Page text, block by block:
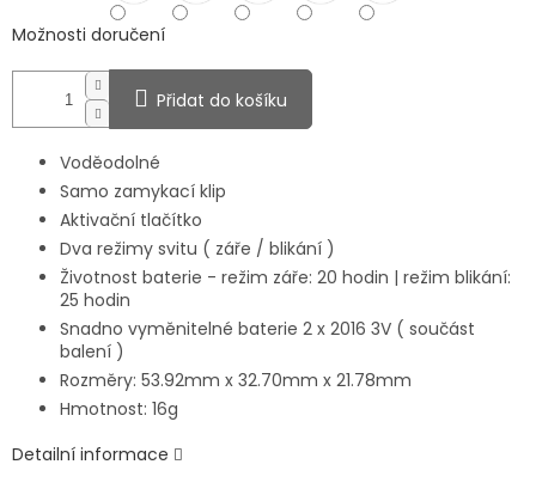
Možnosti doručení
Přidat do košíku
Voděodolné
Samo zamykací klip
Aktivační tlačítko
Dva režimy svitu ( záře / blikání )
Životnost baterie - režim záře: 20 hodin | režim blikání:
25 hodin
Snadno vyměnitelné baterie 2 x 2016 3V ( součást
balení )
Rozměry: 53.92mm x 32.70mm x 21.78mm
Hmotnost: 16g
Detailní informace